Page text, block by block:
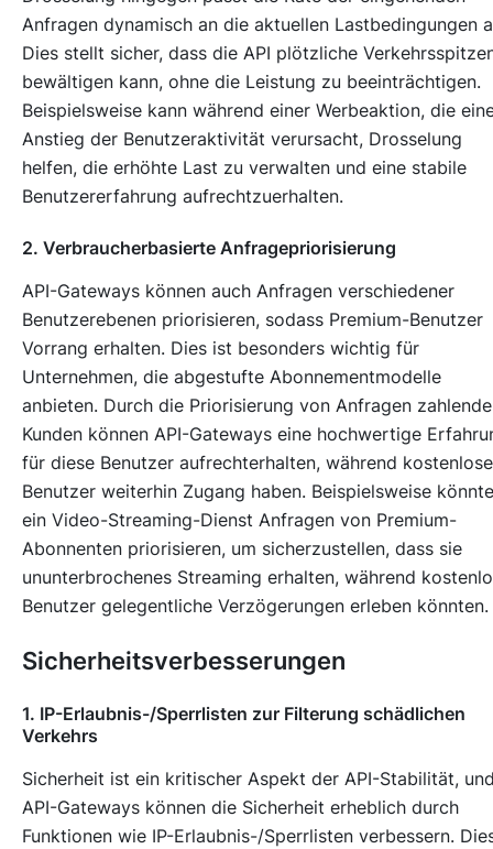
Anfragen dynamisch an die aktuellen Lastbedingungen
Dies stellt sicher, dass die API plötzliche
bewältigen kann, ohne die Leistung zu beeinträchtigen.
Beispielsweise kann während einer Werbeaktion, die
Anstieg der Benutzeraktivität verursacht, Drosselung
helfen, die erhöhte Last zu verwalten und eine stabile
Benutzererfahrung aufrechtzuerhalten.
2. Verbraucherbasierte Anfragepriorisierung
API-Gateways können auch Anfragen verschiedener
Benutzerebenen priorisieren, sodass Premium-Benutzer
Vorrang erhalten. Dies ist besonders wichtig für
Unternehmen, die abgestufte Abonnementmodelle
anbieten. Durch die Priorisierung von Anfragen
Kunden können API-Gateways eine hochwertige
für diese Benutzer aufrechterhalten, während kostenlose
Benutzer weiterhin Zugang haben. Beispielsweise könnte
ein Video-Streaming-Dienst Anfragen von Premium-
Abonnenten priorisieren, um sicherzustellen, dass sie
ununterbrochenes Streaming erhalten, während
Benutzer gelegentliche Verzögerungen erleben könnten.
Sicherheitsverbesserungen
1. IP-Erlaubnis-/Sperrlisten zur Filterung schädlichen
Verkehrs
Sicherheit ist ein kritischer Aspekt der API-Stabilität,
API-Gateways können die Sicherheit erheblich durch
Funktionen wie IP-Erlaubnis-/Sperrlisten verbessern.